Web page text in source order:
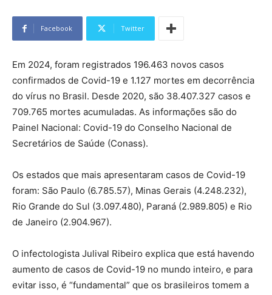
Facebook Twitter
Em 2024, foram registrados 196.463 novos casos
confirmados de Covid-19 e 1.127 mortes em decorrência
do vírus no Brasil. Desde 2020, são 38.407.327 casos e
709.765 mortes acumuladas. As informações são do
Painel Nacional: Covid-19 do Conselho Nacional de
Secretários de Saúde (Conass).
Os estados que mais apresentaram casos de Covid-19
foram: São Paulo (6.785.57), Minas Gerais (4.248.232),
Rio Grande do Sul (3.097.480), Paraná (2.989.805) e Rio
de Janeiro (2.904.967).
O infectologista Julival Ribeiro explica que está havendo
aumento de casos de Covid-19 no mundo inteiro, e para
evitar isso, é “fundamental” que os brasileiros tomem a